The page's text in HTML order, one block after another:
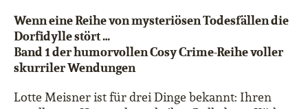
Wenn eine Reihe von mysteriösen Todesfällen die
Dorfidylle stört …
Band 1 der humorvollen Cosy Crime-Reihe voller
skurriler Wendungen
Lotte Meisner ist für drei Dinge bekannt: Ihren